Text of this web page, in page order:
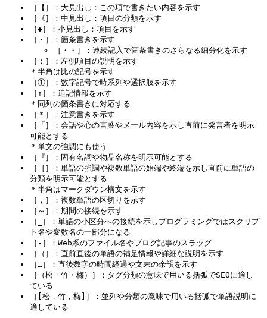
［【］：大見出し：この項で書きたい内容を示す
［《］：中見出し：項目の分類を示す
［◆］：小見出し：項目を示す
［・］：箇条書きを示す
［・・］：連続記入で箇条書きのさらなる細分化を示す
［：］：左側項目の説明を示す
＊半角は比の記号を示す
［①］：数字記号で時系列や選択肢を示す
［↑］：追記情報を示す
＊同列の箇条書きに対応する
［＊］：注意書きを示す
［「］：会話や心の言葉やメール内容を示し直前に発言者を明示
可能とする
＊単文の強調にも使う
［『］：固有名詞や物品名称を明示可能とする
［［］：単語の強調や複数単語の始端や終端を示し直前に単語の
分類を明示可能とする
＊半角はマークダウン構文を示す
［，］：複数単語の区切りを示す
［～］：期間の接続を示す
［_］：単語の小区分への接続を示しプログラミングではスクリプ
ト名や変数名の一部分になる
［-］：Web系のファイル名やブログ記事のスラッグ
［（］：直前直後の単語の補足情報や詳細な説明を示す
［…］：直後数字の時間経過や文末の余韻を示す
［（松・竹・梅）］：タグ分類の意味で用いる括弧でSEOに適し
ている
［[松，竹，梅]］：並列や分類の意味で用いる括弧で単語説明に
適している